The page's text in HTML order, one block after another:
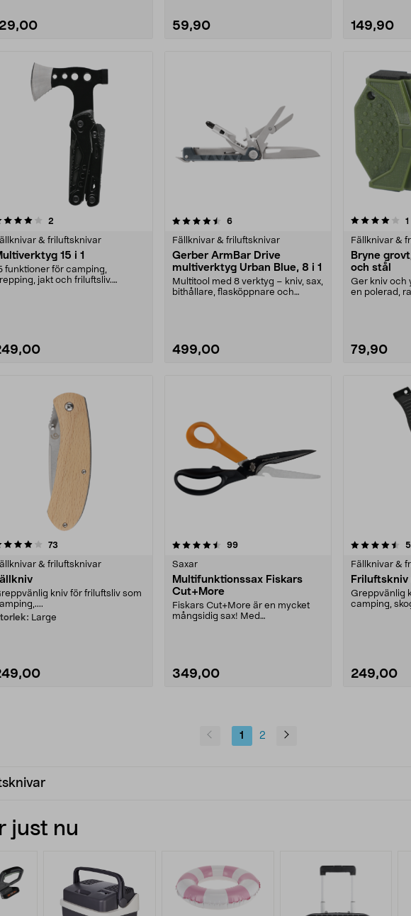
59,90 149,90
2
& friluftsknivar
15 i 1
funktioner för camping,
jakt och friluftsliv.
4.5 av 5 stjärnor 6recensioner
Fällknivar & friluftsknivar
Gerber ArmBar Drive
multiverktyg Urban Blue, 8 i 1
Multitool med 8 verktyg – kniv, sax,
bithållare, flasköppnare och
499,00
4.0 av 5 stjärnor 1
Fällknivar &
Bryne
och stål
Ger kniv och
en polerad,
79,90
73
& friluftsknivar
kniv för friluftsliv som
Large
4.5 av 5 stjärnor 99recensioner
Saxar
Multifunktionssax Fiskars
Cut+More
Fiskars Cut+More är en mycket
mångsidig sax! Med
349,00
4.5 av 5 stjärnor
Fällknivar &
Friluftskniv
Greppvänlig
camping,
249,00
1 2
just nu